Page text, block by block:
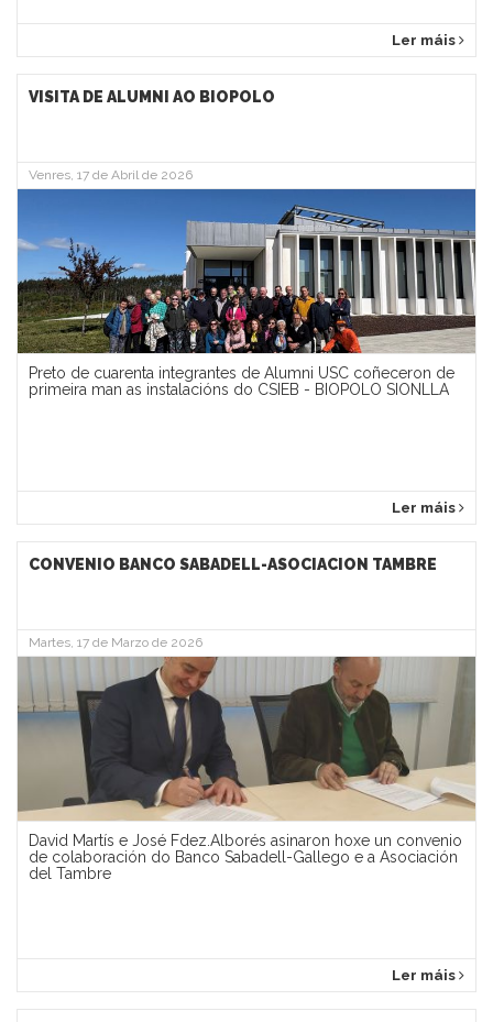
Ler máis
VISITA DE ALUMNI AO BIOPOLO
Venres, 17 de Abril de 2026
Preto de cuarenta integrantes de Alumni USC coñeceron de
primeira man as instalacións do CSIEB - BIOPOLO SIONLLA
Ler máis
CONVENIO BANCO SABADELL-ASOCIACION TAMBRE
Martes, 17 de Marzo de 2026
David Martís e José Fdez.Alborés asinaron hoxe un convenio
de colaboración do Banco Sabadell-Gallego e a Asociación
del Tambre
Ler máis